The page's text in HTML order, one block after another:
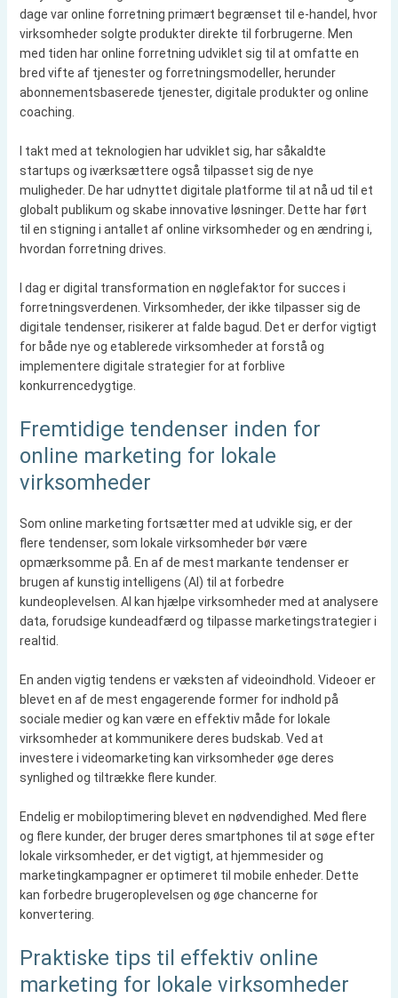
dage var online forretning primært begrænset til e-handel, hvor
virksomheder solgte produkter direkte til forbrugerne. Men
med tiden har online forretning udviklet sig til at omfatte en
bred vifte af tjenester og forretningsmodeller, herunder
abonnementsbaserede tjenester, digitale produkter og online
coaching.
I takt med at teknologien har udviklet sig, har såkaldte
startups og iværksættere også tilpasset sig de nye
muligheder. De har udnyttet digitale platforme til at nå ud til et
globalt publikum og skabe innovative løsninger. Dette har ført
til en stigning i antallet af online virksomheder og en ændring i,
hvordan forretning drives.
I dag er digital transformation en nøglefaktor for succes i
forretningsverdenen. Virksomheder, der ikke tilpasser sig de
digitale tendenser, risikerer at falde bagud. Det er derfor vigtigt
for både nye og etablerede virksomheder at forstå og
implementere digitale strategier for at forblive
konkurrencedygtige.
Fremtidige tendenser inden for
online marketing for lokale
virksomheder
Som online marketing fortsætter med at udvikle sig, er der
flere tendenser, som lokale virksomheder bør være
opmærksomme på. En af de mest markante tendenser er
brugen af kunstig intelligens (AI) til at forbedre
kundeoplevelsen. AI kan hjælpe virksomheder med at analysere
data, forudsige kundeadfærd og tilpasse marketingstrategier i
realtid.
En anden vigtig tendens er væksten af videoindhold. Videoer er
blevet en af de mest engagerende former for indhold på
sociale medier og kan være en effektiv måde for lokale
virksomheder at kommunikere deres budskab. Ved at
investere i videomarketing kan virksomheder øge deres
synlighed og tiltrække flere kunder.
Endelig er mobiloptimering blevet en nødvendighed. Med flere
og flere kunder, der bruger deres smartphones til at søge efter
lokale virksomheder, er det vigtigt, at hjemmesider og
marketingkampagner er optimeret til mobile enheder. Dette
kan forbedre brugeroplevelsen og øge chancerne for
konvertering.
Praktiske tips til effektiv online
marketing for lokale virksomheder